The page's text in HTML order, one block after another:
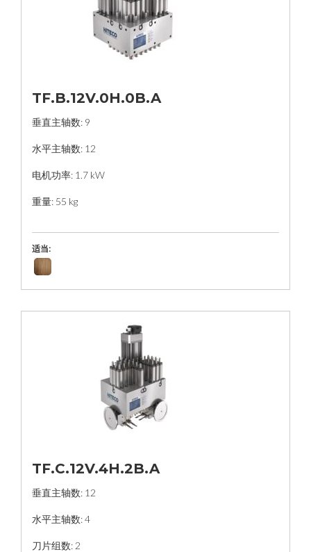
TF.B.12V.0H.0B.A
垂直主轴数: 9
水平主轴数: 12
电机功率: 1.7 kW
重量: 55 kg
适当:
TF.C.12V.4H.2B.A
垂直主轴数: 12
水平主轴数: 4
刀片组数: 2